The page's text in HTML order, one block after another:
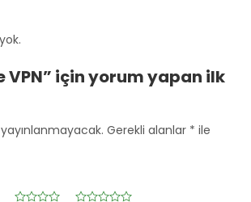
VPN” için yorum yapan ilk
Gerekli alanlar * ile